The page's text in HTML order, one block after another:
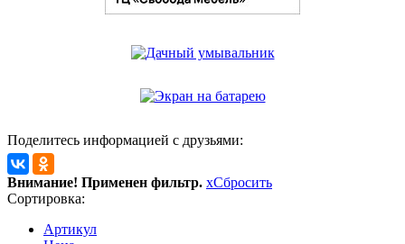
Поделитесь информацией с друзьями:
Внимание! Применен фильтр. xСбросить
Сортировка:
Артикул